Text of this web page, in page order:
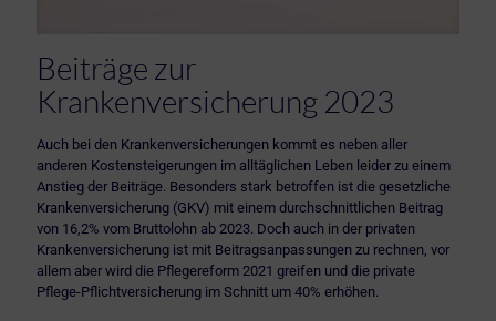
Beiträge zur
Krankenversicherung 2023
Auch bei den Krankenversicherungen kommt es neben aller
anderen Kostensteigerungen im alltäglichen Leben leider zu einem
Anstieg der Beiträge. Besonders stark betroffen ist die gesetzliche
Krankenversicherung (GKV) mit einem durchschnittlichen Beitrag
von 16,2% vom Bruttolohn ab 2023. Doch auch in der privaten
Krankenversicherung ist mit Beitragsanpassungen zu rechnen, vor
allem aber wird die Pflegereform 2021 greifen und die private
Pflege-Pflichtversicherung im Schnitt um 40% erhöhen.